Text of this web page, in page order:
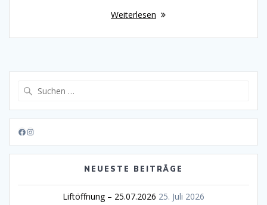
Weiterlesen
Facebook
Instagram
NEUESTE BEITRÄGE
Liftöffnung – 25.07.2026 25. Juli 2026